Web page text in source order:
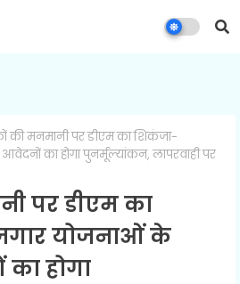
की मनमानी पर डीएम का शिकंजा-
का होगा पुनर्मूल्यांकन, लापरवाही पर
पर डीएम का
योजनाओं के
होगा